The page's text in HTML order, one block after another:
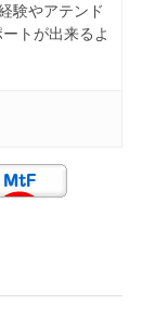
験やアテンド
トが出来るよ